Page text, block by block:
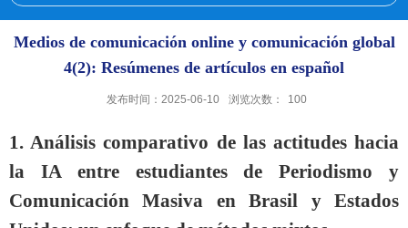
Medios de comunicación online y comunicación global
4(2): Resúmenes de artículos en español
发布时间：2025-06-10 浏览次数： 100
1. Análisis comparativo de las actitudes hacia
la IA entre estudiantes de Periodismo y
Comunicación Masiva en Brasil y Estados